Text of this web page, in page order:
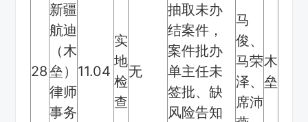
28
新疆
航迪
（木
垒）
律师
事务
11.04
实
地
检
查
无
抽取未办
结案件，
案件批办
单主任未
签批、缺
风险告知
马
俊、
马荣
泽、
席沛
木
垒